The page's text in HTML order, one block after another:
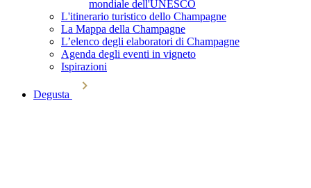
mondiale dell'UNESCO
L'itinerario turistico dello Champagne
La Mappa della Champagne
L’elenco degli elaboratori di Champagne
Agenda degli eventi in vigneto
Ispirazioni
Degusta